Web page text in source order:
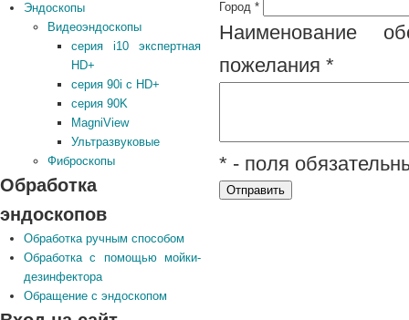
Город *
Наименование
пожелания *
* - поля
Эндоскопы
Видеоэндоскопы
серия i10 экспертная
HD+
серия 90i с HD+
серия 90K
MagniView
Ультразвуковые
Фиброскопы
Обработка
эндоскопов
Обработка ручным способом
Обработка с помощью мойки-
дезинфектора
Обращение с эндоскопом